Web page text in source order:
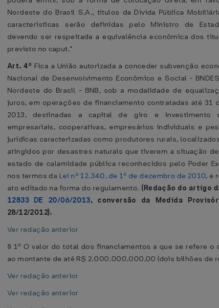
Nordeste do Brasil S.A., títulos da Dívida Pública
características serão definidas pelo Ministro de
devendo ser respeitada a equivalência econômica dos
previsto no caput."
Art. 4º Fica a União autorizada a conceder subvenção
Nacional de Desenvolvimento Econômico e Social -
Nordeste do Brasil - BNB, sob a modalidade de
juros, em operações de financiamento contratadas até 31
2013, destinadas a capital de giro e investimento
empresariais, cooperativas, empresários individuais e
jurídicas caracterizadas como produtores rurais,
atingidos por desastres naturais que tiverem a situação
estado de calamidade pública reconhecidos pelo Poder
nos termos da Lei nº 12.340, de 1º de dezembro de 2010, e
ato editado na forma do regulamento. (Redação do artigo
12833 DE 20/06/2013, conversão da Medida
28/12/2012).
Ver redação anterior
§ 1º O valor do total dos financiamentos a que se refere o
ao montante de até R$ 2.000.000.000,00 (dois bilhões de
Ver redação anterior
Ver redação anterior